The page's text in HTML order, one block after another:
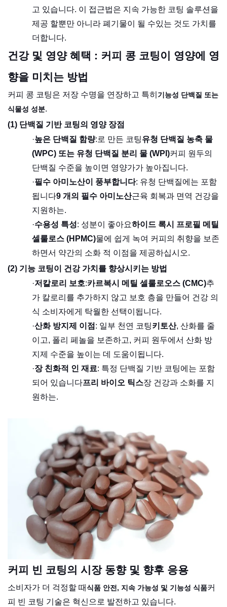
고 있습니다. 이 접근법은 지속 가능한 코팅 솔루션을
제공 할뿐만 아니라 폐기물이 될 수있는 것도 가치를
더합니다.
건강 및 영양 혜택 : 커피 콩 코팅이 영양에 영
향을 미치는 방법
커피 콩 코팅은 저장 수명을 연장하고 특히 기능성 단백질 또는
식물성 성분.
(1) 단백질 기반 코팅의 영양 장점
·높은 단백질 함량:로 만든 코팅유청 단백질 농축 물
(WPC) 또는 유청 단백질 분리 물 (WPI)커피 원두의
단백질 수준을 높이면 영양가가 높아집니다.
·필수 아미노산이 풍부합니다: 유청 단백질에는 포함
됩니다9 개의 필수 아미노산근육 회복과 면역 건강을
지원하는.
·수용성 특성: 성분이 좋아요하이드 록시 프로필 메틸
셀룰로스 (HPMC)물에 쉽게 녹여 커피의 취향을 보존
하면서 약간의 소화 적 이점을 제공하십시오.
(2) 기능 코팅이 건강 가치를 향상시키는 방법
·저칼로리 보호:카르복시 메틸 셀룰로오스 (CMC)추
가 칼로리를 추가하지 않고 보호 층을 만들어 건강 의
식 소비자에게 탁월한 선택이됩니다.
·산화 방지제 이점 : 일부 천연 코팅키토산, 산화를 줄
이고, 폴리 페놀을 보존하고, 커피 원두에서 산화 방
지제 수준을 높이는 데 도움이됩니다.
·장 친화적 인 재료: 특정 단백질 기반 코팅에는 포함
되어 있습니다프리 바이오 틱스장 건강과 소화를 지
원하는.
커피 빈 코팅의 시장 동향 및 향후 응용
소비자가 더 걱정할 때식품 안전, 지속 가능성 및 기능성 식품커
피 빈 코팅 기술은 혁신으로 발전하고 있습니다.